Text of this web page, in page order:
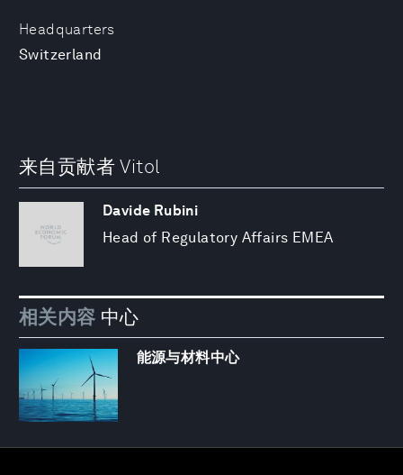
Headquarters
Switzerland
来自贡献者 Vitol
Davide Rubini
Head of Regulatory Affairs EMEA
相关内容 中心
能源与材料中心